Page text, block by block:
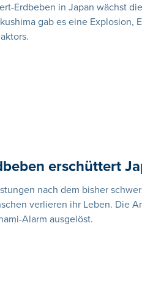
Erdbeben in Japan wächst
gab es eine Explosion,
erschüttert
nach dem bisher
verlieren ihr Leben. Die
Alarm ausgelöst.